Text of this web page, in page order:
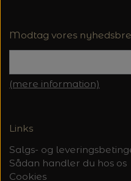
Modtag vores
(mere information)
Links
Salgs- og
Sådan handler du hos os
Cookies